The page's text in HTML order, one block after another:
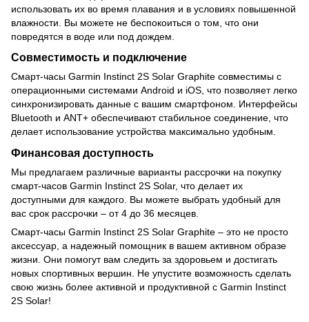
использовать их во время плавания и в условиях повышенной
влажности. Вы можете не беспокоиться о том, что они
повредятся в воде или под дождем.
Совместимость и подключение
Смарт-часы Garmin Instinct 2S Solar Graphite совместимы с
операционными системами Android и iOS, что позволяет легко
синхронизировать данные с вашим смартфоном. Интерфейсы
Bluetooth и ANT+ обеспечивают стабильное соединение, что
делает использование устройства максимально удобным.
Финансовая доступность
Мы предлагаем различные варианты рассрочки на покупку
смарт-часов Garmin Instinct 2S Solar, что делает их
доступными для каждого. Вы можете выбрать удобный для
вас срок рассрочки – от 4 до 36 месяцев.
Смарт-часы Garmin Instinct 2S Solar Graphite – это не просто
аксессуар, а надежный помощник в вашем активном образе
жизни. Они помогут вам следить за здоровьем и достигать
новых спортивных вершин. Не упустите возможность сделать
свою жизнь более активной и продуктивной с Garmin Instinct
2S Solar!